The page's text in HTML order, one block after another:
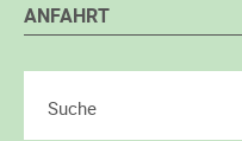
ANFAHRT